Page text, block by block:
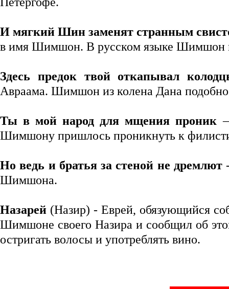
И мягкий Шин заменят странным
в имя Шимшон. В русском языке Шимшон
Здесь предок твой откапывал
Авраама. Шимшон из колена Дана подобно
Ты в мой народ для мщения проник
Шимшону пришлось проникнуть к
Но ведь и братья за стеной не дремлют-
Шимшона.
Назарей (Назир) - Еврей, обязующийся
Шимшоне своего Назира и сообщил об
остригать волосы и употреблять вино.